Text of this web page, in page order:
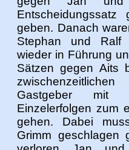
geben. Danach
Stephan und Ralf
wieder in Führung
Sätzen gegen Aits
Gastgeber mit
Einzelerfolgen zum
gehen. Dabei
Grimm geschlagen